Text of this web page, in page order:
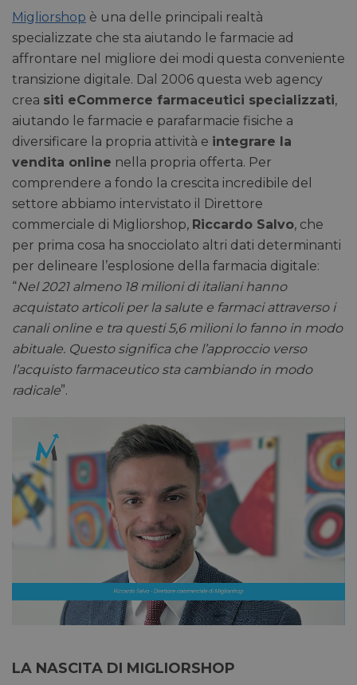
Migliorshop è una delle principali realtà
specializzate che sta aiutando le farmacie ad
affrontare nel migliore dei modi questa conveniente
transizione digitale. Dal 2006 questa web agency
crea siti eCommerce farmaceutici specializzati,
aiutando le farmacie e parafarmacie fisiche a
diversificare la propria attività e integrare la
vendita online nella propria offerta. Per
comprendere a fondo la crescita incredibile del
settore abbiamo intervistato il Direttore
commerciale di Migliorshop, Riccardo Salvo, che
per prima cosa ha snocciolato altri dati determinanti
per delineare l’esplosione della farmacia digitale:
“Nel 2021 almeno 18 milioni di italiani hanno
acquistato articoli per la salute e farmaci attraverso i
canali online e tra questi 5,6 milioni lo fanno in modo
abituale. Questo significa che l’approccio verso
l’acquisto farmaceutico sta cambiando in modo
radicale”.
LA NASCITA DI MIGLIORSHOP